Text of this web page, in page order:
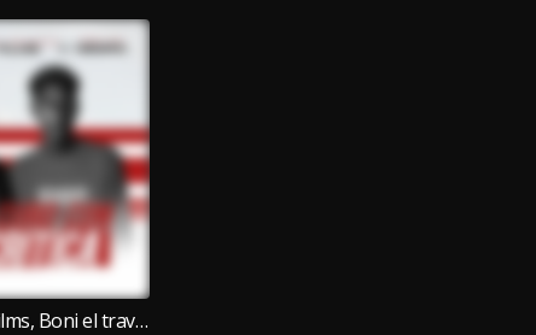
Los Menores Films, Boni el travieso, Codigo Nego